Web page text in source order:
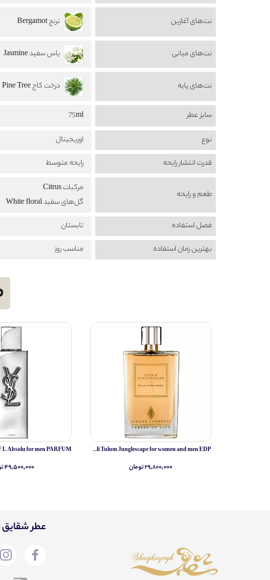
نت‌های آغازین ترنج Bergamot
نت‌های میانی یاس سفید Jasmine
نت‌های پایه درخت کاج Pine Tree
سایز عطر 75ml
نوع
اوریجینال
قدرت انتشار رایحه
رایحه متوسط
طعم‌ و رایحه
مرکبات Citrus
گل‌های سفید White floral
فصل استفاده
تابستان
بهترین زمان استفاده
مناسب روز
Simone Andreoli Tulum Junglescape for women and men EDP
۲۹,۸۰۰,۰۰۰ تومان ۴۹,۵۰۰,۰۰۰ تومان
عطر شقایق